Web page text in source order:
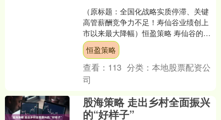
（原标题：全国化战略实质停滞、关键
高管薪酬竞争力不足！寿仙谷业绩创上
市以来最大降幅）恒盈策略 寿仙谷的业
绩困境，表面看是高端消费需求疲软所
致，实则暴露了更深层的....
恒盈策略
查看： 113 分类：本地股票配资公
司
股海策略 走出乡村全面振兴
的“好样子”